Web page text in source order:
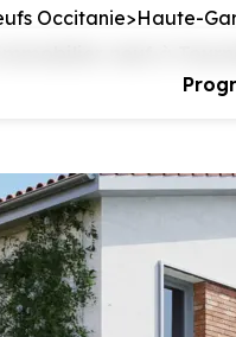
Occitanie Haute-
neuf à